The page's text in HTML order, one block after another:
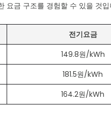
요금 구조를 경험할 수 있을 것입
전기요금
149.8원/kWh
181.5원/kWh
164.2원/kWh